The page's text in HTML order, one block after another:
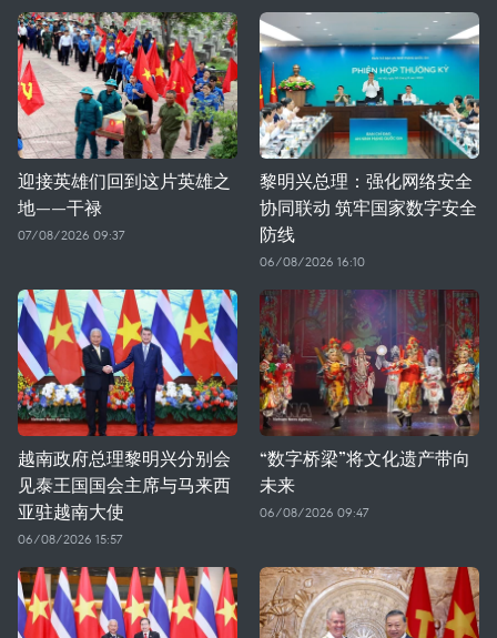
迎接英雄们回到这片英雄之
地——干禄
07/08/2026 09:37
黎明兴总理：强化网络安全
协同联动 筑牢国家数字安全
防线
06/08/2026 16:10
越南政府总理黎明兴分别会
见泰王国国会主席与马来西
亚驻越南大使
06/08/2026 15:57
“数字桥梁”将文化遗产带向
未来
06/08/2026 09:47